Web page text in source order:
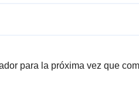
para la próxima vez que